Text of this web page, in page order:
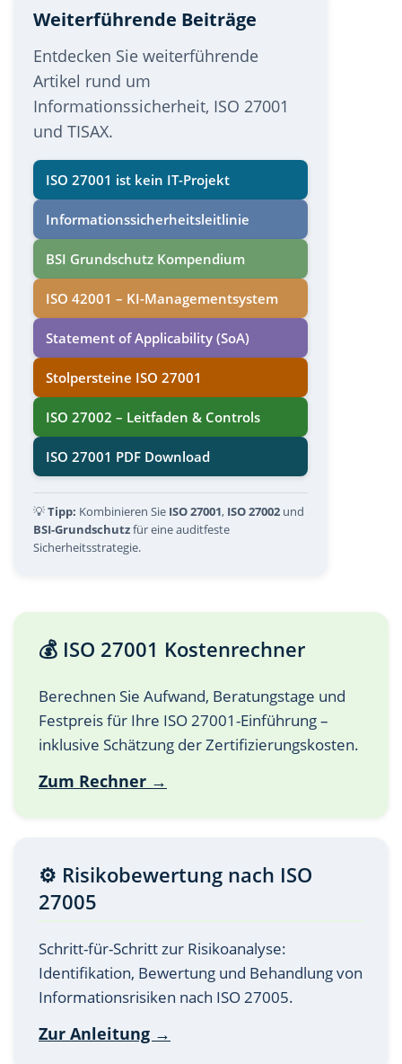
Weiterführende Beiträge
Entdecken Sie weiterführende
Artikel rund um
Informationssicherheit, ISO 27001
und TISAX.
ISO 27001 ist kein IT-Projekt
Informations­sicherheits­leitlinie
BSI Grundschutz Kompendium
ISO 42001 – KI-Managementsystem
Statement of Applicability (SoA)
Stolpersteine ISO 27001
ISO 27002 – Leitfaden & Controls
ISO 27001 PDF Download
💡Tipp: Kombinieren Sie ISO 27001, ISO 27002 und
BSI-Grundschutzfür eine auditfeste
Sicherheitsstrategie.
💰 ISO 27001 Kostenrechner
Berechnen Sie Aufwand, Beratungstage und
Festpreis für Ihre ISO 27001-Einführung –
inklusive Schätzung der Zertifizierungskosten.
Zum Rechner →
⚙️ Risikobewertung nach ISO
27005
Schritt-für-Schritt zur Risikoanalyse:
Identifikation, Bewertung und Behandlung von
Informationsrisiken nach ISO 27005.
Zur Anleitung →